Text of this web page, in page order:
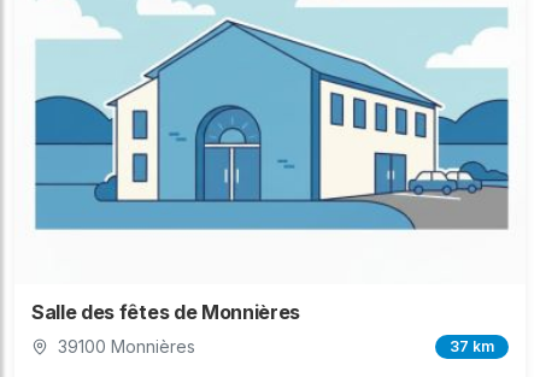
Salle des fêtes de Monnières
39100 Monnières 37 km